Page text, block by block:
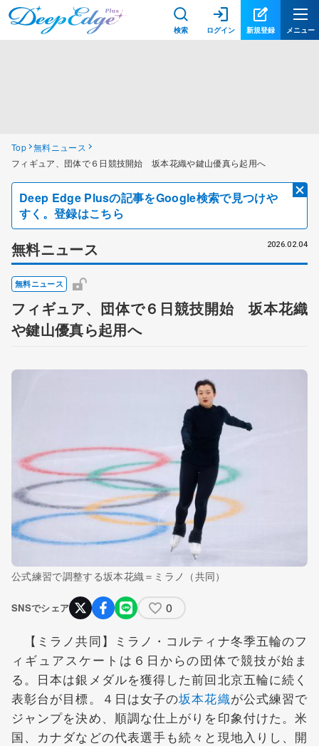
検索 ログイン 新規登録 メニュー
Top 無料ニュース
フィギュア、団体で６日競技開始 坂本花織や鍵山優真ら起用へ
Deep Edge Plusの記事をGoogle検索で見つけや
すく。登録はこちら
無料ニュース 2026.02.04
無料ニュース
フィギュア、団体で６日競技開始 坂本花織
や鍵山優真ら起用へ
公式練習で調整する坂本花織＝ミラノ（共同）
SNSでシェア 0
【ミラノ共同】ミラノ・コルティナ冬季五輪のフ
ィギュアスケートは６日からの団体で競技が始ま
る。日本は銀メダルを獲得した前回北京五輪に続く
表彰台が目標。４日は女子の坂本花織が公式練習で
ジャンプを決め、順調な仕上がりを印象付けた。米
国、カナダなどの代表選手も続々と現地入りし、開